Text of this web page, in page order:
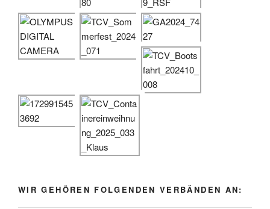
WIR GEHÖREN FOLGENDEN VERBÄNDEN AN: